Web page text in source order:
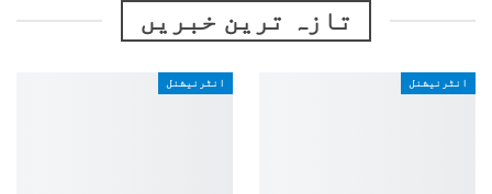
تازہ ترین خبریں
انٹرنیشنل انٹرنیشنل